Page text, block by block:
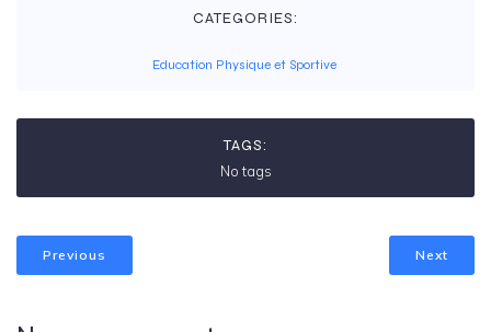
CATEGORIES:
Education Physique et Sportive
TAGS:
No tags
Previous Next